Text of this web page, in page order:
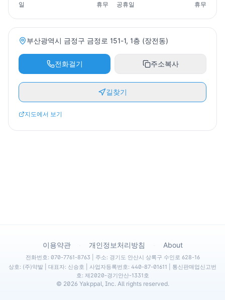
일
휴무 공휴일 휴무
부산광역시 금정구 금정로 151-1, 1층 (장전동)
전화걸기 주소복사
길찾기
지도에서 보기
이용약관 개인정보처리방침 About
전화번호: 070-7761-8763 | 주소: 경기도 안산시 상록구 수인로 628-16
상호: (주)약발 | 대표자: 신승호 | 사업자등록번호: 440-87-01611 | 통신판매업신고번
호: 제2020-경기안산-1331호
© 2026 Yakppal, Inc. All rights reserved.